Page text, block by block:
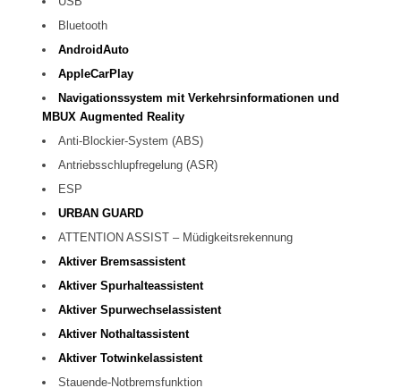
Bluetooth
AndroidAuto
AppleCarPlay
Navigationssystem mit Verkehrsinformationen und
MBUX Augmented Reality
Anti-Blockier-System (ABS)
Antriebsschlupfregelung (ASR)
ESP
URBAN GUARD
ATTENTION ASSIST – Müdigkeitsrekennung
Aktiver Bremsassistent
Aktiver Spurhalteassistent
Aktiver Spurwechselassistent
Aktiver Nothaltassistent
Aktiver Totwinkelassistent
Stauende-Notbremsfunktion